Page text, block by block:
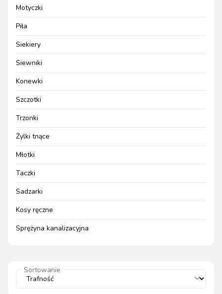
Motyczki
Piła
Siekiery
Siewniki
Konewki
Szczotki
Trzonki
Żylki tnące
Młotki
Taczki
Sadzarki
Kosy ręczne
Sprężyna kanalizacyjna
Sortowanie